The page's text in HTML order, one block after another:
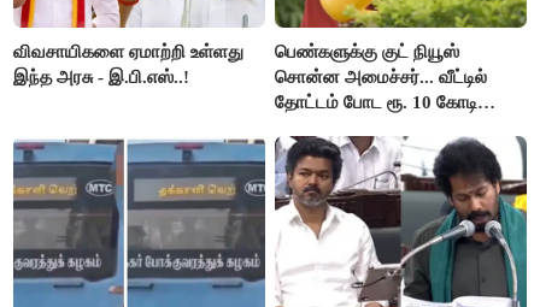
விவசாயிகளை ஏமாற்றி உள்ளது
இந்த அரசு - இ.பி.எஸ்..!
பெண்களுக்கு குட் நியூஸ்
சொன்ன அமைச்சர்... வீட்டில்
தோட்டம் போட ரூ. 10 கோடி